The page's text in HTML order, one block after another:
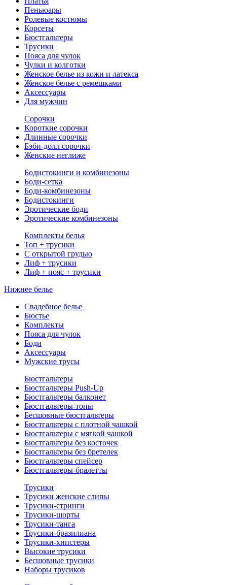
Пеньюары
Ролевые костюмы
Корсеты
Бюстгальтеры
Трусики
Пояса для чулок
Чулки и колготки
Женское белье из кожи и латекса
Женское белье с ремешками
Аксессуары
Для мужчин
Сорочки
Короткие сорочки
Длинные сорочки
Бэби-долл сорочки
Женские неглиже
Бодистокинги и комбинезоны
Боди-сетка
Боди-комбинезоны
Бодистокинги
Эротические боди
Эротические комбинезоны
Комплекты белья
Топ + трусики
С открытой грудью
Лиф + трусики
Лиф + пояс + трусики
Нижнее белье
Свадебное белье
Бюстье
Комплекты
Пояса для чулок
Боди
Аксессуары
Мужские трусы
Бюстгальтеры
Бюстгальтеры Push-Up
Бюстгальтеры балконет
Бюстгальтеры-топы
Бесшовные бюстгальтеры
Бюстгальтеры с плотной чашкой
Бюстгальтеры с мягкой чашкой
Бюстгальтеры без косточек
Бюстгальтеры без бретелек
Бюстгальтеры спейсер
Бюстгальтеры-бралетты
Трусики
Трусики женские слипы
Трусики-стринги
Трусики-шорты
Трусики-танга
Трусики-бразилиана
Трусики-хипстеры
Высокие трусики
Бесшовные трусики
Наборы трусиков